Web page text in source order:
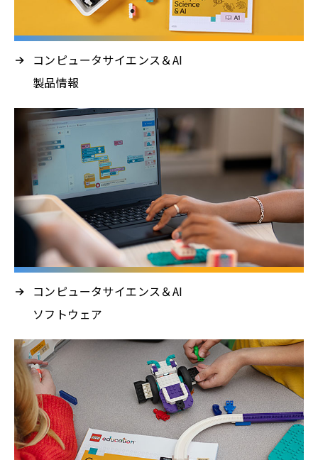
コンピュータサイエンス＆AI
製品情報
コンピュータサイエンス＆AI
ソフトウェア